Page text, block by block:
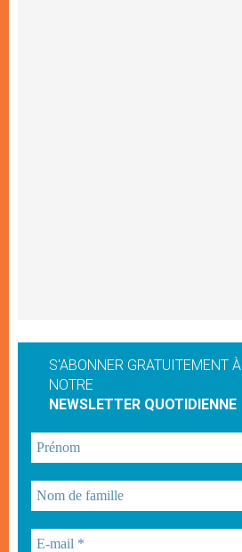
S'ABONNER GRATUITEMENT À
NOTRE
NEWSLETTER QUOTIDIENNE